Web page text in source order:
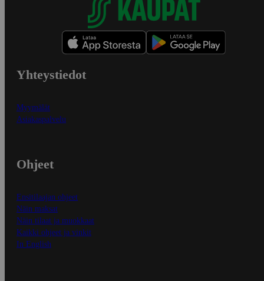
Yhteystiedot
Myymälät
Asiakaspalvelu
Ohjeet
Ensitilaajan ohjeet
Näin maksat
Näin tilaat ja muokkaat
Kaikki ohjeet ja vinkit
In English